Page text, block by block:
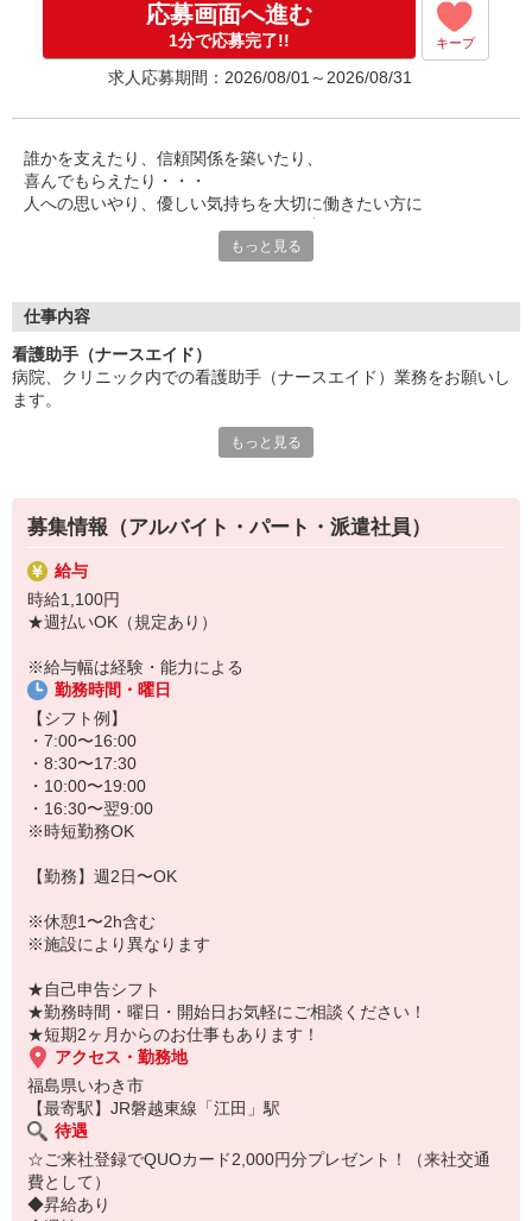
応募画面へ進む
1分で応募完了!! キープ
求人応募期間：2026/08/01～2026/08/31
誰かを支えたり、信頼関係を築いたり、
喜んでもらえたり・・・
人への思いやり、優しい気持ちを大切に働きたい方に
患者さんの身の回りのお世話をすることが多いため、
くことも。
そんな時は特にやりがいを感じられます。
勤務場所やワークスタイル、環境など・・・
遠慮なく希望を聞かせてください◎
もっと見る
仕事内容
看護助手（ナースエイド）
病院、クリニック内での看護助手（ナースエイド）業務をお願いし
ます。
・医療器具の洗浄や消毒
・シーツ交換やベッドメイキング
・伝票や診療材料等の補充、整理
・診療補助
・メッセンジャー業務
など
★無資格・未経験OK！未経験から医療業界デビューできちゃいます
★病院、クリニック内は冷暖房完備！いつでも快適にお仕事できま
すよ！
あなたのスキルに合わせて少しずつお仕事をお願いしていきます。
20代・30代・40代・50代・60代、
中！
「近くの病院で働きたい」
「資格はないけど医療業界のお仕事に興味がある」
「すぐに働けるところはないかな…」
そんな方もぜひ！お気軽にご連絡ください♪
もっと見る
募集情報（アルバイト・パート・派遣社員）
給与
時給1,100円
★週払いOK（規定あり）
※給与幅は経験・能力による
勤務時間・曜日
【シフト例】
・7:00〜16:00
・8:30〜17:30
・10:00〜19:00
・16:30〜翌9:00
※時短勤務OK
【勤務】週2日〜OK
※休憩1〜2h含む
※施設により異なります
★自己申告シフト
★勤務時間・曜日・開始日お気軽にご相談ください！
★短期2ヶ月からのお仕事もあります！
アクセス・勤務地
福島県いわき市
【最寄駅】JR磐越東線「江田」駅
待遇
☆ご来社登録でQUOカード2,000円分プレゼント！（来社交通
費として）
◆昇給あり